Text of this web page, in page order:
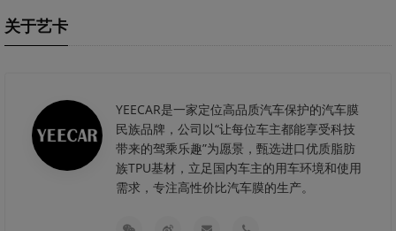
关于艺卡
YEECAR是一家定位高品质汽车保护的汽车膜
民族品牌，公司以“让每位车主都能享受科技
带来的驾乘乐趣”为愿景，甄选进口优质脂肪
族TPU基材，立足国内车主的用车环境和使用
需求，专注高性价比汽车膜的生产。